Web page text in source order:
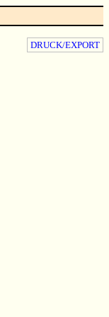
DRUCK/EXPORT